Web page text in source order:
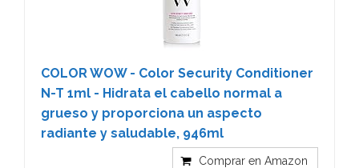
COLOR WOW - Color Security Conditioner
N-T 1ml - Hidrata el cabello normal a
grueso y proporciona un aspecto
radiante y saludable, 946ml
Comprar en Amazon